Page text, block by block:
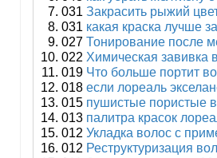
031 Закрасить рыжий
031 какая краска лучше
027 Тонирование после
022 Химическая завивка
019 Что больше портит
018 если лореаль
015 пушистые пористые
013 палитра красок
012 Укладка волос с
012 Реструктуризация